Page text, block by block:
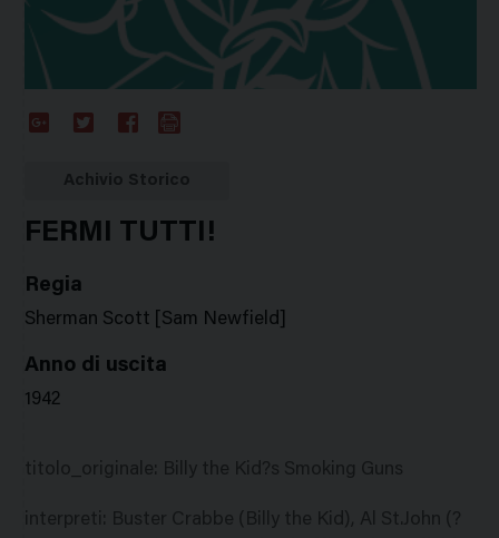
FERMI TUTTI!
Regia
Sherman Scott [Sam Newfield]
Anno di uscita
1942
titolo_originale: Billy the Kid?s Smoking Guns
interpreti: Buster Crabbe (Billy the Kid), Al St.John (?